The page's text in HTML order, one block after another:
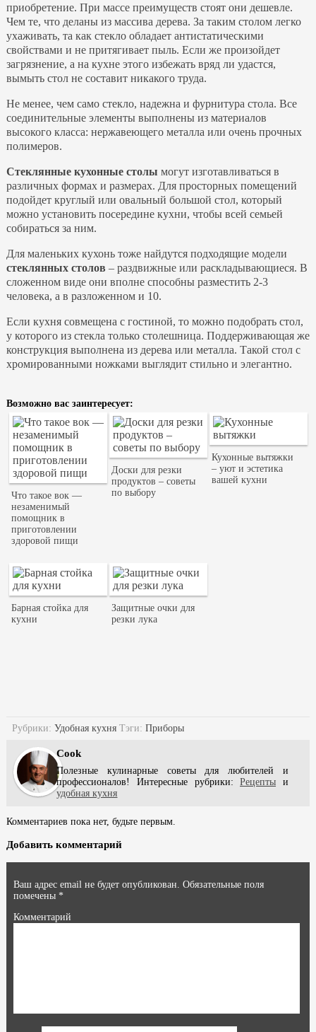
приобретение. При массе преимуществ стоят они дешевле.
Чем те, что деланы из массива дерева. За таким столом легко
ухаживать, та как стекло обладает антистатическими
свойствами и не притягивает пыль. Если же произойдет
загрязнение, а на кухне этого избежать вряд ли удастся,
вымыть стол не составит никакого труда.
Не менее, чем само стекло, надежна и фурнитура стола. Все
соединительные элементы выполнены из материалов
высокого класса: нержавеющего металла или очень прочных
полимеров.
Стеклянные кухонные столы могут изготавливаться в
различных формах и размерах. Для просторных помещений
подойдет круглый или овальный большой стол, который
можно установить посередине кухни, чтобы всей семьей
собираться за ним.
Для маленьких кухонь тоже найдутся подходящие модели
стеклянных столов – раздвижные или раскладывающиеся. В
сложенном виде они вполне способны разместить 2-3
человека, а в разложенном и 10.
Если кухня совмещена с гостиной, то можно подобрать стол,
у которого из стекла только столешница. Поддерживающая же
конструкция выполнена из дерева или металла. Такой стол с
хромированными ножками выглядит стильно и элегантно.
Возможно вас заинтересует:
Что такое вок —
незаменимый
помощник в
приготовлении
здоровой пищи
Доски для резки
продуктов – советы
по выбору
Кухонные вытяжки
– уют и эстетика
вашей кухни
Барная стойка для
кухни
Защитные очки для
резки лука
Рубрики: Удобная кухня Тэги: Приборы
Cook
Полезные кулинарные советы для любителей и
профессионалов! Интересные рубрики:Рецепты и
удобная кухня
Комментариев пока нет, будьте первым.
Добавить комментарий
Ваш адрес email не будет опубликован. Обязательные поля
помечены *
Комментарий